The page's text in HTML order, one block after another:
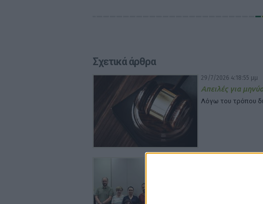
Σχετικά άρθρα
29/7/2026 4:18:55 μμ
Απειλές για
Λόγω του τρόπου
Φ.Σ. Ηρακλείου
Θα ξεκινήσουν με